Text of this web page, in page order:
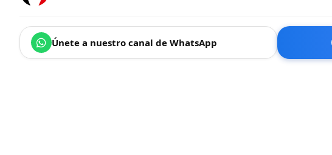
Únete a nuestro canal de WhatsApp